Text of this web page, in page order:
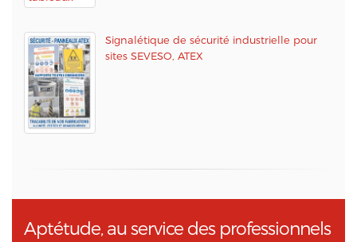
Signalétique de sécurité industrielle pour
sites SEVESO, ATEX
Aptétude, au service des professionnels